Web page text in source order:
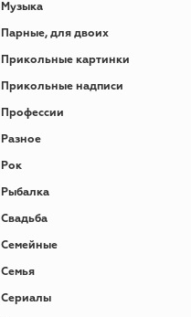
Музыка
Парные, для двоих
Прикольные картинки
Прикольные надписи
Профессии
Разное
Рок
Рыбалка
Свадьба
Семейные
Семья
Сериалы